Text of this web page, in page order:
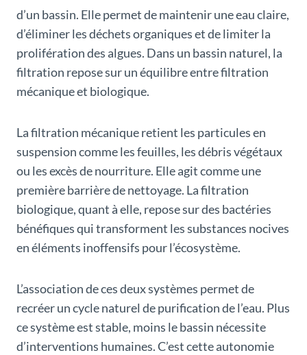
d’un bassin. Elle permet de maintenir une eau claire,
d’éliminer les déchets organiques et de limiter la
prolifération des algues. Dans un bassin naturel, la
filtration repose sur un équilibre entre filtration
mécanique et biologique.
La filtration mécanique retient les particules en
suspension comme les feuilles, les débris végétaux
ou les excès de nourriture. Elle agit comme une
première barrière de nettoyage. La filtration
biologique, quant à elle, repose sur des bactéries
bénéfiques qui transforment les substances nocives
en éléments inoffensifs pour l’écosystème.
L’association de ces deux systèmes permet de
recréer un cycle naturel de purification de l’eau. Plus
ce système est stable, moins le bassin nécessite
d’interventions humaines. C’est cette autonomie